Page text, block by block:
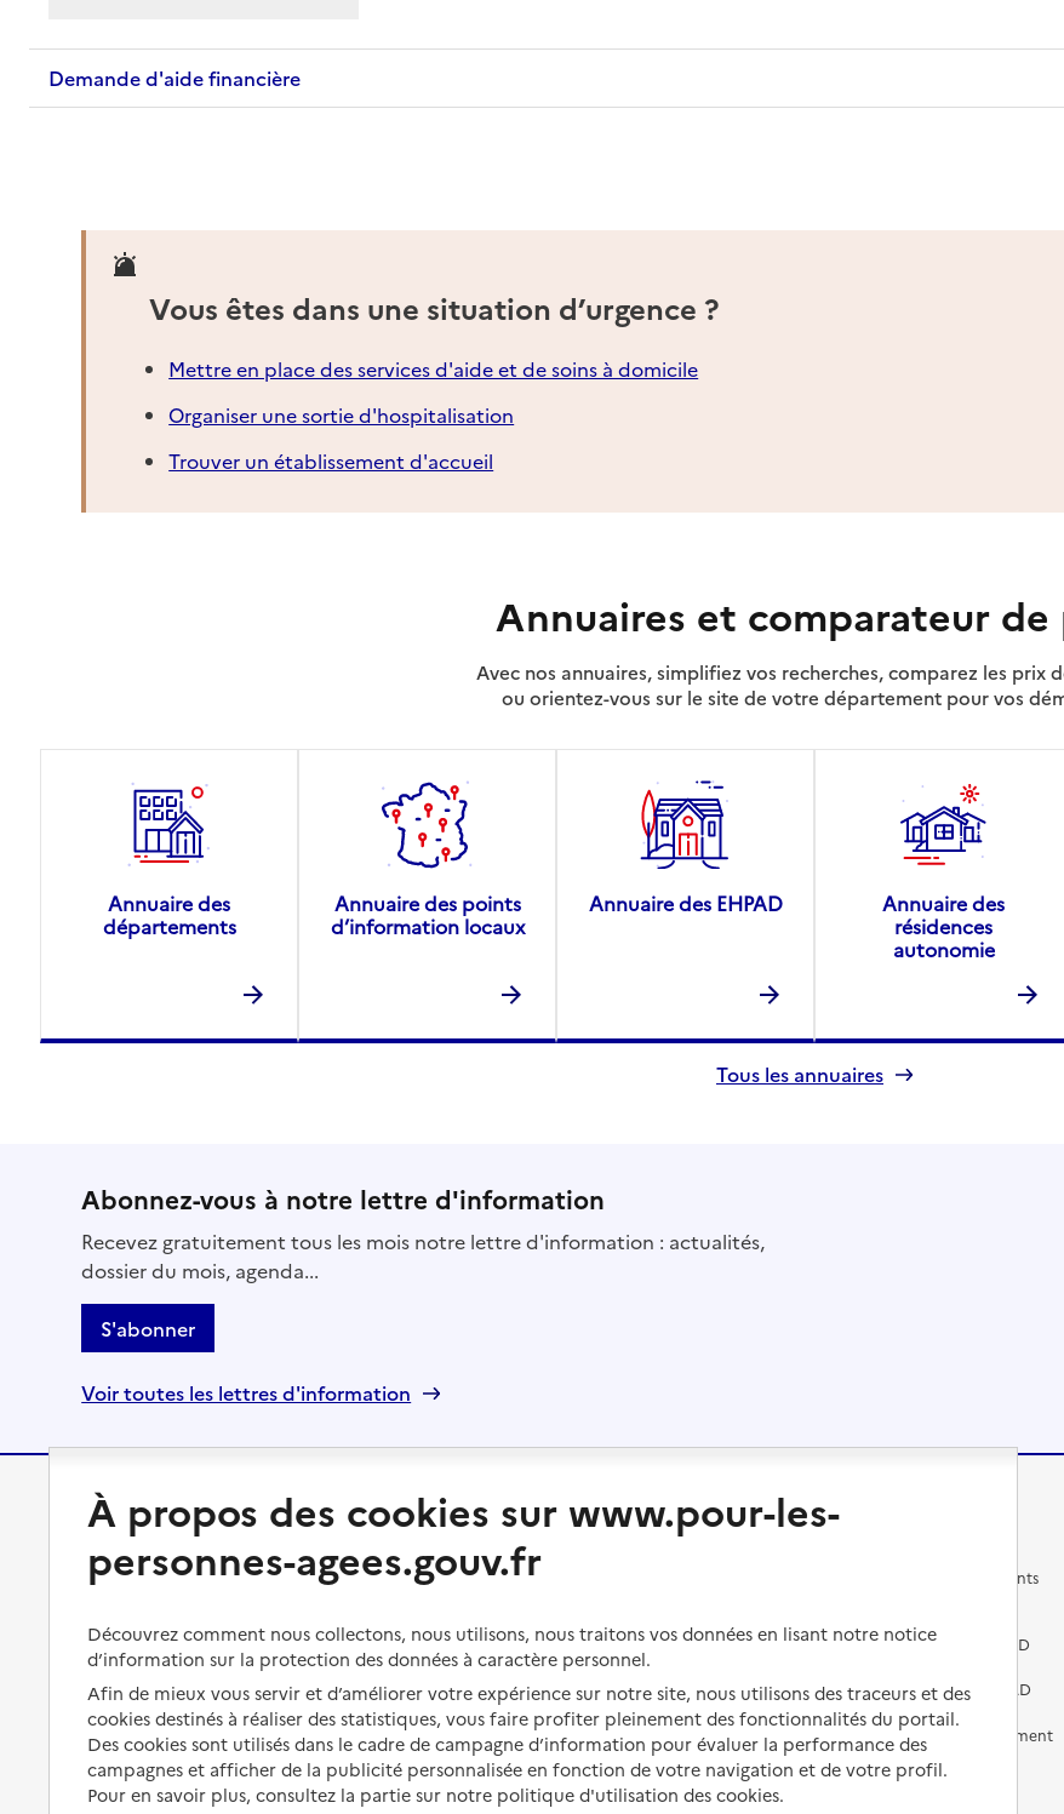
Demande d'aide financière
Vous êtes dans une situation d’urgence ?
Mettre en place des services d'aide et de soins à domicile
Organiser une sortie d'hospitalisation
Trouver un établissement d'accueil
Annuaires et comparateur de
Avec nos annuaires, simplifiez vos recherches, comparez les prix
ou orientez-vous sur le site de votre département pour vos
Annuaire des
départements
Annuaire des points
d’information locaux
Annuaire des EHPAD
Annuaire des
résidences
autonomie
Tous les annuaires
Abonnez-vous à notre lettre d'information
Recevez gratuitement tous les mois notre lettre d'information : actualités,
dossier du mois, agenda...
S'abonner
Voir toutes les lettres d'information
Préserver son autonomie
Perte d'autonomie : évaluation
Aménager son logement et
s'équiper
Préserver son autonomie et sa
santé
Organiser à l'avance sa propre
protection
Vivre à domicile
Bénéficier d'aide à domicile
Bénéficier de soins à domicile
Aides financières
Solutions d'accueil temporaire
Partager son logement
Vivre à domicile avec une
Changer de logement
Vivre dans une résidence avec
services pour seniors
Vivre chez un proche
Vivre en accueil familial
Autres solutions de logement
Les différents établissements
Préparer l'entrée en EHPAD
Aides financières en EHPAD
Prévention, accompagnement
et soins
À propos des cookies sur www.pour-les-
personnes-agees.gouv.fr
Découvrez comment nous collectons, nous utilisons, nous traitons vos données en lisant notre notice
d’information sur la protection des données à caractère personnel.
Afin de mieux vous servir et d’améliorer votre expérience sur notre site, nous utilisons des traceurs et des
cookies destinés à réaliser des statistiques, vous faire profiter pleinement des fonctionnalités du portail.
Des cookies sont utilisés dans le cadre de campagne d’information pour évaluer la performance des
campagnes et afficher de la publicité personnalisée en fonction de votre navigation et de votre profil.
Pour en savoir plus, consultez la partie sur notre politique d'utilisation des cookies.